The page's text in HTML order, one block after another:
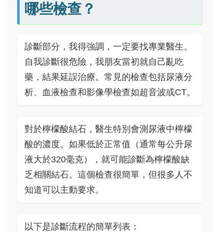
哪些檢查？
診斷部分，我得強調，一定要找專業醫生。
自我診斷很危險，我朋友當初就自己亂吃
藥，結果延誤治療。常見的檢查包括尿液分
析、血液檢查和影像學檢查如超音波或CT。
對於檸檬酸結石，醫生特別會測尿液中檸檬
酸的濃度。如果低於正常值（通常每公升尿
液大於320毫克），就可能診斷為檸檬酸缺
乏相關結石。這個檢查很簡單，但很多人不
知道可以主動要求。
以下是診斷流程的簡單列表：